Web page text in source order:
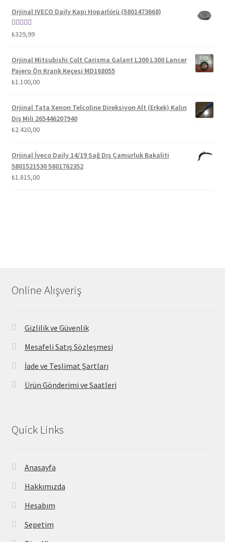
₺1.300,00.
fiyat:
₺1.100,00.
Orjinal IVECO Daily Kapı Hoparlörü (5801473668)
5 üzerinden
₺329,99
Orjinal Mitsubishi Colt Carisma Galant L200 L300 Lancer
Pajero Ön Krank Keçesi MD168055
₺1.100,00
Orjinal Tata Xenon Telcoline Direksiyon Alt (Erkek) Kalın
Diş Mili 265446207940
₺2.420,00
Orjinal İveco Daily 14/19 Sağ Dış Çamurluk Bakaliti
5801521530 5801762352
₺1.815,00
Online Alışveriş
Gizlilik ve Güvenlik
Mesafeli Satış Sözleşmesi
İade ve Teslimat Şartları
Ürün Gönderimi ve Saatleri
Quick Links
Anasayfa
Hakkımızda
Hesabım
Sepetim